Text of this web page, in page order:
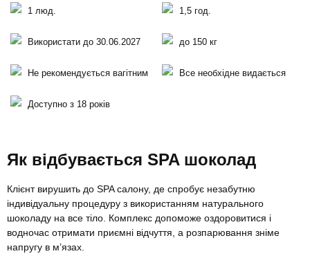
1 люд. 1,5 год.
Використати до 30.06.2027 до 150 кг
Не рекомендується вагітним Все необхідне видається
Доступно з 18 років
Як відбувається SPA шоколад
Клієнт вирушить до SPA салону, де спробує незабутню
індивідуальну процедуру з використанням натурального
шоколаду на все тіло. Комплекс допоможе оздоровитися і
водночас отримати приємні відчуття, а розпарювання зніме
напругу в м’язах.